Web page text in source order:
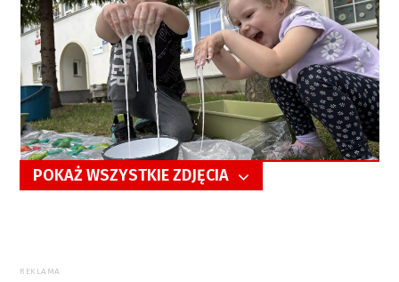
POKAŻ WSZYSTKIE ZDJĘCIA
REKLAMA